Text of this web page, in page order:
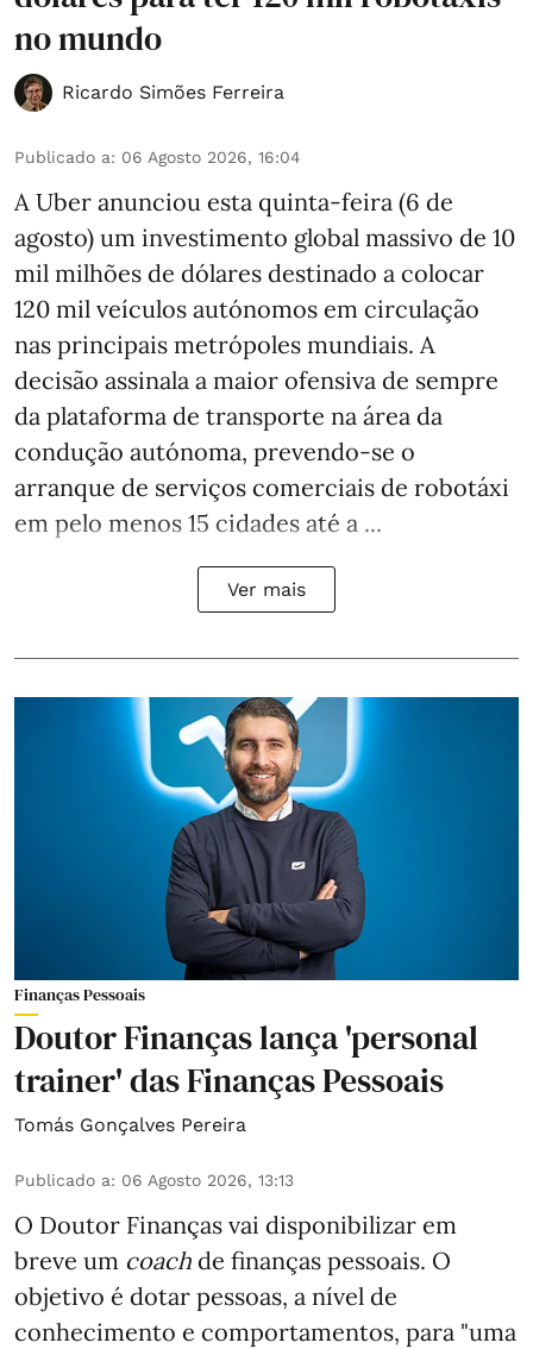
no mundo
Ricardo Simões Ferreira
Publicado a: 06 Agosto 2026, 16:04
A Uber anunciou esta quinta-feira (6 de
agosto) um investimento global massivo de 10
mil milhões de dólares destinado a colocar
120 mil veículos autónomos em circulação
nas principais metrópoles mundiais. A
decisão assinala a maior ofensiva de sempre
da plataforma de transporte na área da
condução autónoma, prevendo-se o
arranque de serviços comerciais de robotáxi
em pelo menos 15 cidades até a ...
Ver mais
Finanças Pessoais
Doutor Finanças lança 'personal
trainer' das Finanças Pessoais
Tomás Gonçalves Pereira
Publicado a: 06 Agosto 2026, 13:13
O Doutor Finanças vai disponibilizar em
breve um coach de finanças pessoais. O
objetivo é dotar pessoas, a nível de
conhecimento e comportamentos, para "uma